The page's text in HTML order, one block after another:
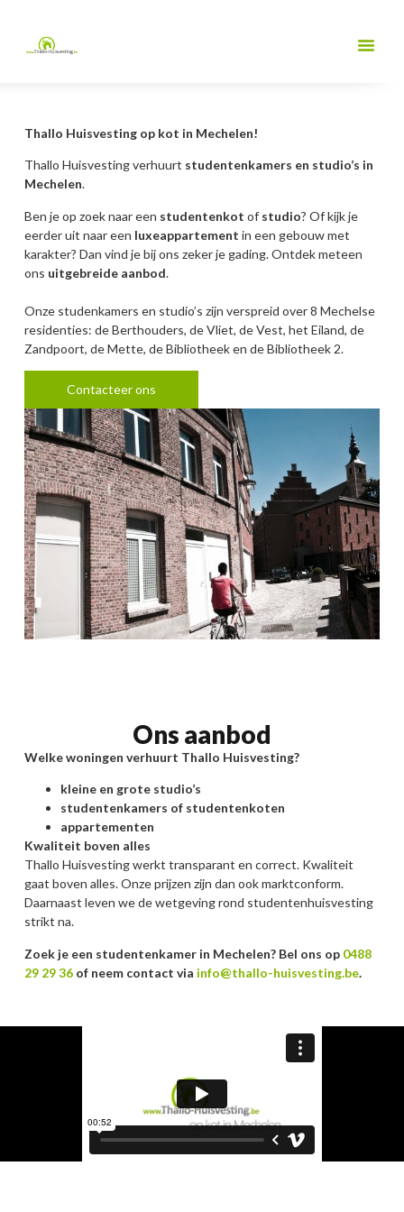
Thallo Huisvesting op kot in Mechelen!
Thallo Huisvesting verhuurt studentenkamers en studio’s in
Mechelen.
Ben je op zoek naar een studentenkot of studio? Of kijk je
eerder uit naar een luxeappartement in een gebouw met
karakter? Dan vind je bij ons zeker je gading. Ontdek meteen
ons uitgebreide aanbod.
Onze studenkamers en studio’s zijn verspreid over 8 Mechelse
residenties: de Berthouders, de Vliet, de Vest, het Eiland, de
Zandpoort, de Mette, de Bibliotheek en de Bibliotheek 2.
Contacteer ons
Ons aanbod
Welke woningen verhuurt Thallo Huisvesting?
kleine en grote studio’s
studentenkamers of studentenkoten
appartementen
Kwaliteit boven alles
Thallo Huisvesting werkt transparant en correct. Kwaliteit
gaat boven alles. Onze prijzen zijn dan ook marktconform.
Daarnaast leven we de wetgeving rond studentenhuisvesting
strikt na.
Zoek je een studentenkamer in Mechelen? Bel ons op 0488
29 29 36of neem contact via info@thallo-huisvesting.be.